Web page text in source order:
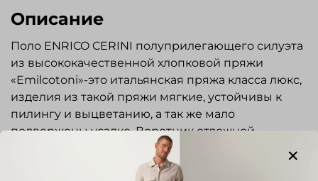
Описание
Поло ENRICO CERINI полуприлегающего силуэта
из высококачественной хлопковой пряжи
«Emilcotoni»-это итальянская пряжа класса люкс,
изделия из такой пряжи мягкие, устойчивы к
пилингу и выцветанию, а так же мало
подвержены усадке. Воротник отложной.
Застежка на молнии. Низ изделия и рукавов на
резинке. Передняя часть поло с рисунком,